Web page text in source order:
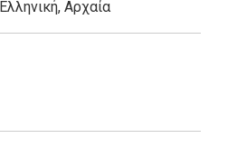
Αρχαία